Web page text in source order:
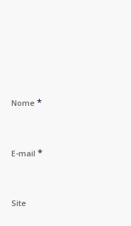
Nome *
E-mail *
Site